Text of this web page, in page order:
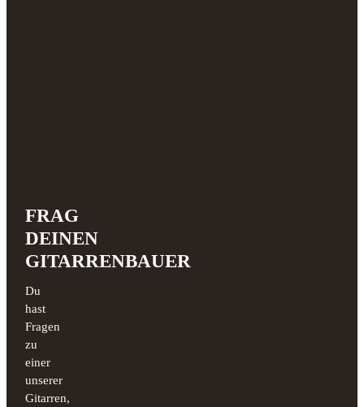
FRAG
DEINEN
GITARRENBAUER
Du
hast
Fragen
zu
einer
unserer
Gitarren,